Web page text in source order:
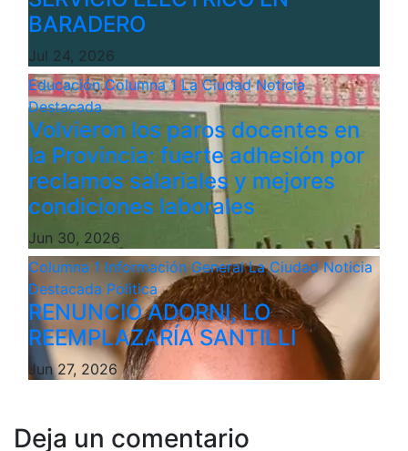
BARADERO
Jul 24, 2026
EducaciónColumna 1 La CiudadNoticia
Destacada
Volvieron los paros docentes en
la Provincia: fuerte adhesión por
reclamos salariales y mejores
condiciones laborales
Jun 30, 2026
Columna 1 Información GeneralLa CiudadNoticia
Destacada Politica
RENUNCIÓ ADORNI, LO
REEMPLAZARÍA SANTILLI
Jun 27, 2026
Deja un comentario